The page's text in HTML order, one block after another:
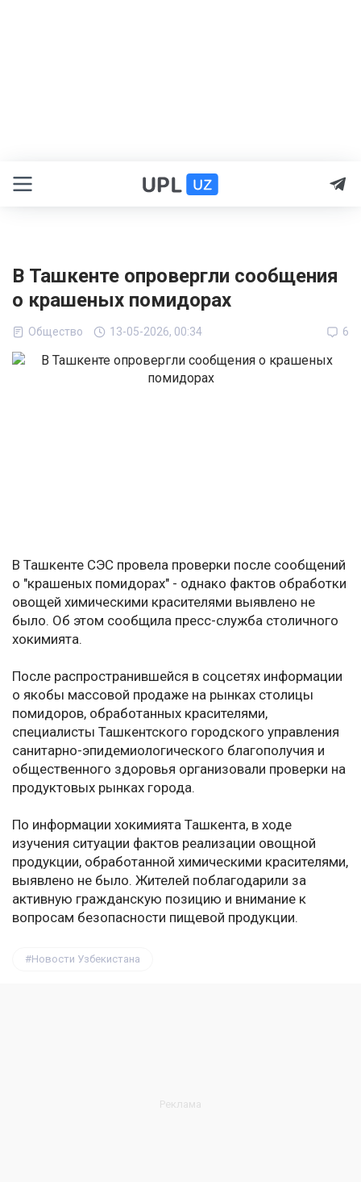
В Ташкенте опровергли сообщения
о крашеных помидорах
Общество 13-05-2026, 00:34 6
В Ташкенте СЭС провела проверки после сообщений
о "крашеных помидорах" - однако фактов обработки
овощей химическими красителями выявлено не
было. Об этом сообщила пресс-служба столичного
хокимията.
После распространившейся в соцсетях информации
о якобы массовой продаже на рынках столицы
помидоров, обработанных красителями,
специалисты Ташкентского городского управления
санитарно-эпидемиологического благополучия и
общественного здоровья организовали проверки на
продуктовых рынках города.
По информации хокимията Ташкента, в ходе
изучения ситуации фактов реализации овощной
продукции, обработанной химическими красителями,
выявлено не было. Жителей поблагодарили за
активную гражданскую позицию и внимание к
вопросам безопасности пищевой продукции.
Новости Узбекистана